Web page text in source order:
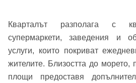
Парола
Кварталът разполага с
супермаркети, заведения и
услуги, които покриват
жителите. Близостта до морето,
площи предоставя
Имейл адрес*